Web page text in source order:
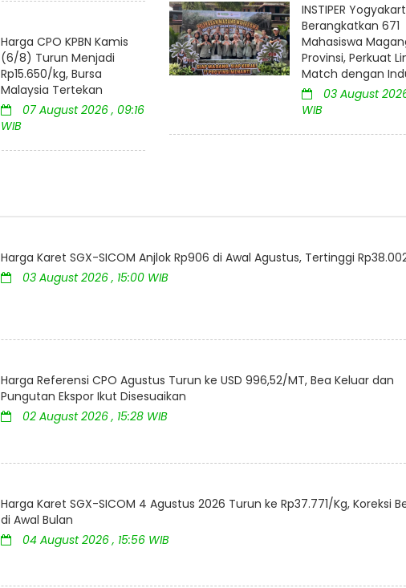
Harga CPO KPBN Kamis
(6/8) Turun Menjadi
Rp15.650/kg, Bursa
Malaysia Tertekan
07 August 2026 , 09:16
WIB
INSTIPER
Berangkatkan 671
Mahasiswa
Provinsi, Perkuat
Match dengan
03 August
WIB
Harga Karet SGX-SICOM Anjlok Rp906 di Awal Agustus, Tertinggi
03 August 2026 , 15:00 WIB
Harga Referensi CPO Agustus Turun ke USD 996,52/MT, Bea Keluar dan
Pungutan Ekspor Ikut Disesuaikan
02 August 2026 , 15:28 WIB
Harga Karet SGX-SICOM 4 Agustus 2026 Turun ke Rp37.771/Kg, Koreksi
di Awal Bulan
04 August 2026 , 15:56 WIB